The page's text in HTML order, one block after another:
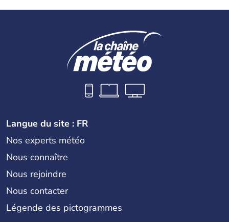
Langue du site : FR
Nos experts météo
Nous connaître
Nous rejoindre
Nous contacter
Légende des pictogrammes